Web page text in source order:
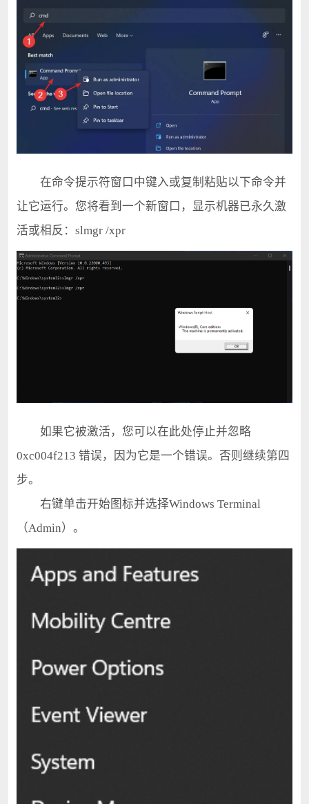
在命令提示符窗口中键入或复制粘贴以下命令并
让它运行。您将看到一个新窗口，显示机器已永久激
活或相反：slmgr /xpr
如果它被激活，您可以在此处停止并忽略
0xc004f213 错误，因为它是一个错误。否则继续第四
步。
右键单击开始图标并选择Windows Terminal
（Admin）。